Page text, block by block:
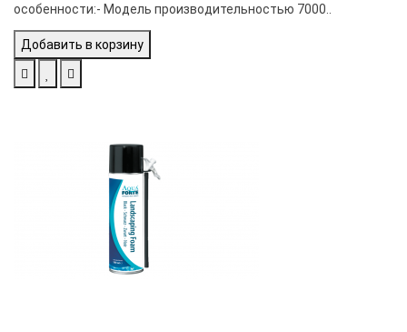
особенности:- Модель производительностью 7000..
Добавить в корзину